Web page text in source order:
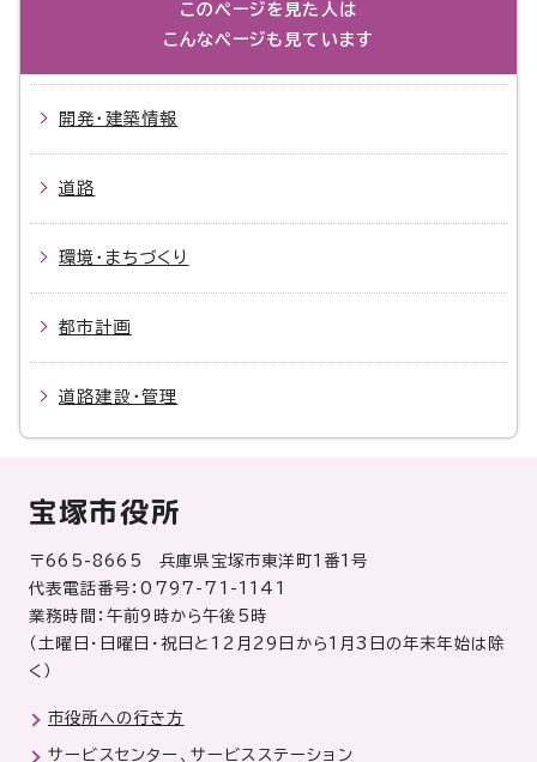
このページを見た人は
こんなページも見ています
開発・建築情報
道路
環境・まちづくり
都市計画
道路建設・管理
宝塚市役所
〒665-8665 兵庫県宝塚市東洋町1番1号
代表電話番号：0797-71-1141
業務時間：午前9時から午後5時
（土曜日・日曜日・祝日と12月29日から1月3日の年末年始は除
く）
市役所への行き方
サービスセンター、サービスステーション